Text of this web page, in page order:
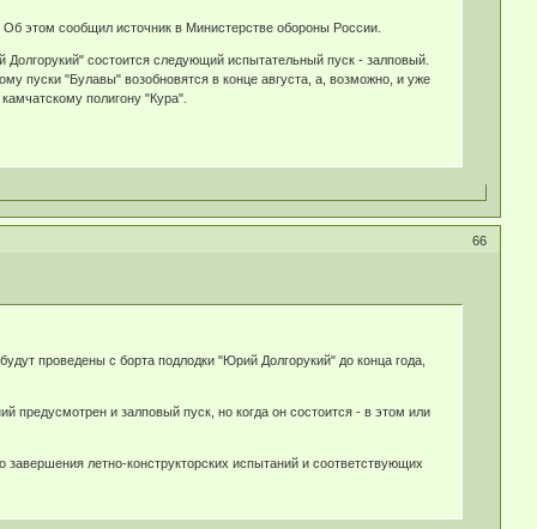
этом сообщил источник в Министерстве обороны России.
состоится следующий испытательный пуск - залповый.
пуски "Булавы" возобновятся в конце августа, а, возможно, и уже
полигону "Кура".
66
проведены с борта подлодки "Юрий Долгорукий" до конца года,
предусмотрен и залповый пуск, но когда он состоится - в этом или
летно-конструкторских испытаний и соответствующих